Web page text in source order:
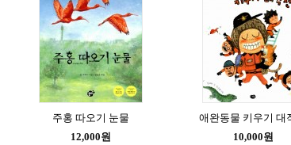
주홍 따오기 눈물
12,000원
애완동물 키우기 대
10,000원